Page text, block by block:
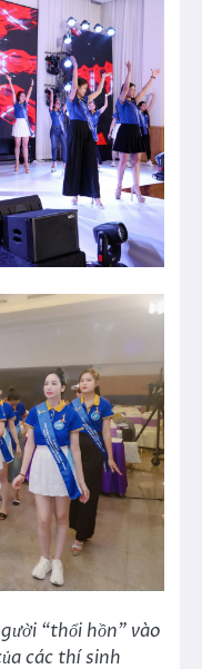
“thổi hồn” vào
các thí sinh